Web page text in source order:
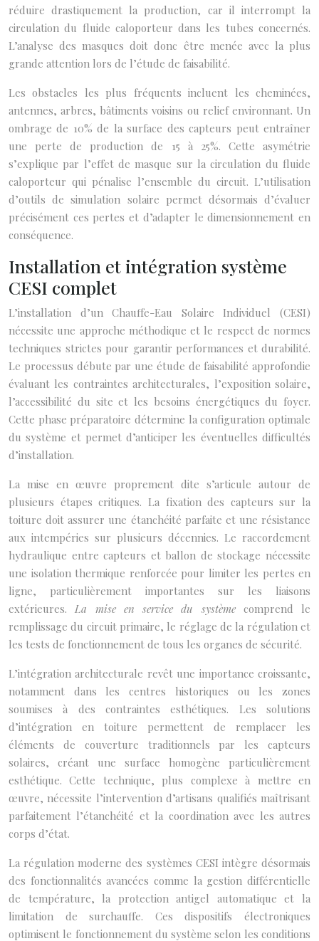
réduire drastiquement la production, car il interrompt la
circulation du fluide caloporteur dans les tubes concernés.
L’analyse des masques doit donc être menée avec la plus
grande attention lors de l’étude de faisabilité.
Les obstacles les plus fréquents incluent les cheminées,
antennes, arbres, bâtiments voisins ou relief environnant. Un
ombrage de 10% de la surface des capteurs peut entraîner
une perte de production de 15 à 25%. Cette asymétrie
s’explique par l’effet de masque sur la circulation du fluide
caloporteur qui pénalise l’ensemble du circuit. L’utilisation
d’outils de simulation solaire permet désormais d’évaluer
précisément ces pertes et d’adapter le dimensionnement en
conséquence.
Installation et intégration système
CESI complet
L’installation d’un Chauffe-Eau Solaire Individuel (CESI)
nécessite une approche méthodique et le respect de normes
techniques strictes pour garantir performances et durabilité.
Le processus débute par une étude de faisabilité approfondie
évaluant les contraintes architecturales, l’exposition solaire,
l’accessibilité du site et les besoins énergétiques du foyer.
Cette phase préparatoire détermine la configuration optimale
du système et permet d’anticiper les éventuelles difficultés
d’installation.
La mise en œuvre proprement dite s’articule autour de
plusieurs étapes critiques. La fixation des capteurs sur la
toiture doit assurer une étanchéité parfaite et une résistance
aux intempéries sur plusieurs décennies. Le raccordement
hydraulique entre capteurs et ballon de stockage nécessite
une isolation thermique renforcée pour limiter les pertes en
ligne, particulièrement importantes sur les liaisons
extérieures.La mise en service du système comprend le
remplissage du circuit primaire, le réglage de la régulation et
les tests de fonctionnement de tous les organes de sécurité.
L’intégration architecturale revêt une importance croissante,
notamment dans les centres historiques ou les zones
soumises à des contraintes esthétiques. Les solutions
d’intégration en toiture permettent de remplacer les
éléments de couverture traditionnels par les capteurs
solaires, créant une surface homogène particulièrement
esthétique. Cette technique, plus complexe à mettre en
œuvre, nécessite l’intervention d’artisans qualifiés maîtrisant
parfaitement l’étanchéité et la coordination avec les autres
corps d’état.
La régulation moderne des systèmes CESI intègre désormais
des fonctionnalités avancées comme la gestion différentielle
de température, la protection antigel automatique et la
limitation de surchauffe. Ces dispositifs électroniques
optimisent le fonctionnement du système selon les conditions